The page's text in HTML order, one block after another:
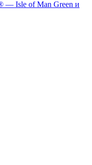
— Isle of Man Green и